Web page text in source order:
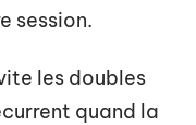
session.
les doubles
quand la